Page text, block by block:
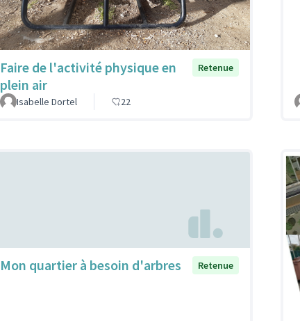
Faire de l'activité physique en
plein air
Retenue
Isabelle Dortel 22
Mon quartier à besoin d'arbres Retenue